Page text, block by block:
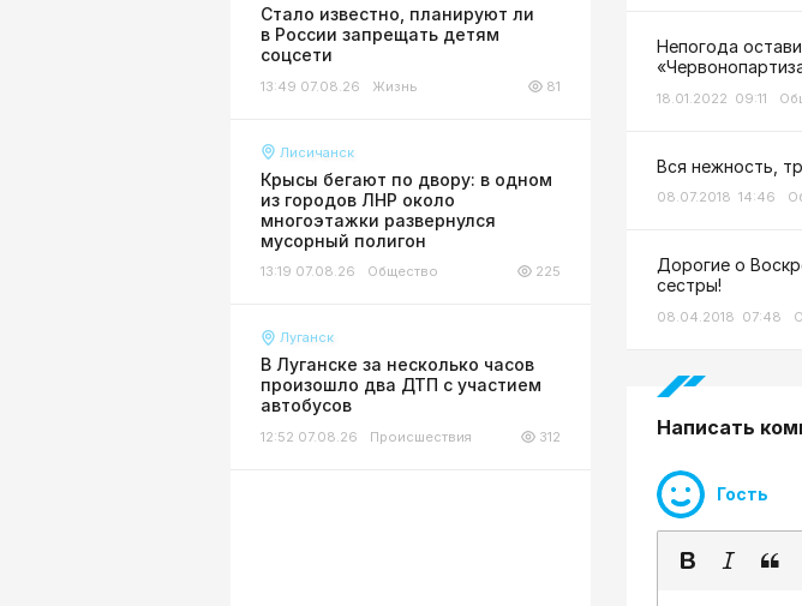
Стало известно, планируют ли
в России запрещать детям
соцсети
13:49 07.08.26 Жизнь 81
Лисичанск
Крысы бегают по двору: в одном
из городов ЛНР около
многоэтажки развернулся
мусорный полигон
13:19 07.08.26 Общество 225
Луганск
В Луганске за несколько часов
произошло два ДТП с участием
автобусов
12:52 07.08.26 Происшествия 312
Непогода
18.01.2022 09:11
Вся нежность,
08.07.2018 14:46
Дорогие о
сестры!
08.04.2018 07:48
Написать
Гость